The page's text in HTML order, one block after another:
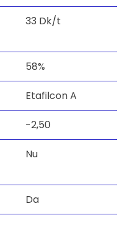
33 Dk/t
58%
Etafilcon A
-2,50
Nu
Da